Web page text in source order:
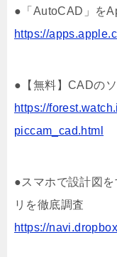
●「AutoCAD」を
https://
●【無料】CADの
https://
piccam_cad.html
●スマホで設計図
リを徹底調査
https://